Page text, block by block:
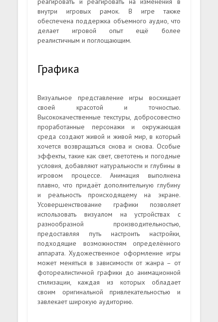
внутри игровых рамок. В игре также
обеспечена поддержка объемного аудио, что
делает игровой опыт ещё более
реалистичным и поглощающим.
Графика
Визуальное представление игры восхищает
своей красотой и точностью.
Высококачественные текстуры, добросовестно
проработанные персонажи и окружающая
среда создают живой и живой мир, в который
хочется возвращаться снова и снова. Особые
эффекты, такие как свет, светотень и погодные
условия, добавляют натуральности и глубины в
игровом процессе. Анимация выполнена
плавно, что придаёт дополнительную глубину
и реальность происходящему на экране.
Усовершенствование графики позволяет
использовать визуалом на устройствах с
разнообразной производительностью,
предоставляя путь настроить настройки,
подходящие возможностям определённого
аппарата. Художественное оформление игры
может меняться в зависимости от жанра – от
фотореалистичной графики до анимационной
стилизации, каждая из которых обладает
своим оригинальной привлекательностью и
завлекает широкую аудиторию.